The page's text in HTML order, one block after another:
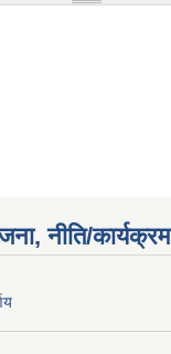
नीति/कार्यक्रम